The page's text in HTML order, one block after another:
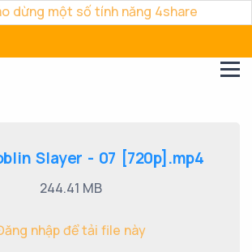
dừng một số tính năng 4share
Slayer - 07 [720p].mp4
244.41 MB
nhập để tải file này